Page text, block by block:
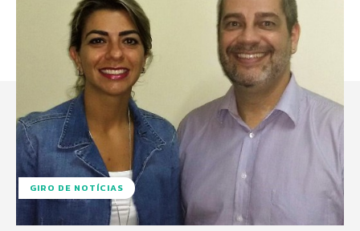
GIRO DE NOTÍCIAS